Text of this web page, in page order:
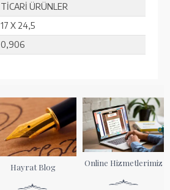
TİCARİ ÜRÜNLER
17 X 24,5
0,906
Hayrat Blog Online Hizmetlerimiz